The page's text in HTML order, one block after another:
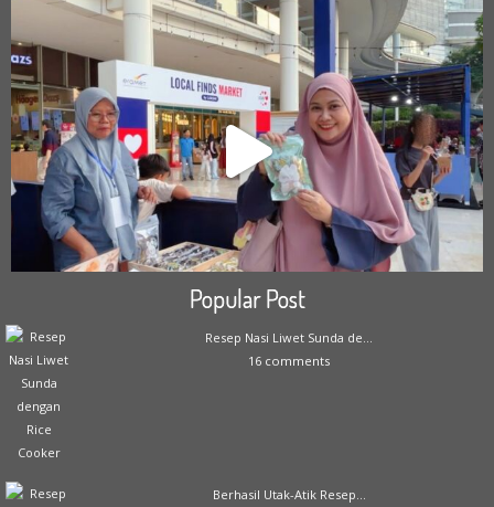
Popular Post
Resep Nasi Liwet Sunda de...
16 comments
Berhasil Utak-Atik Resep...